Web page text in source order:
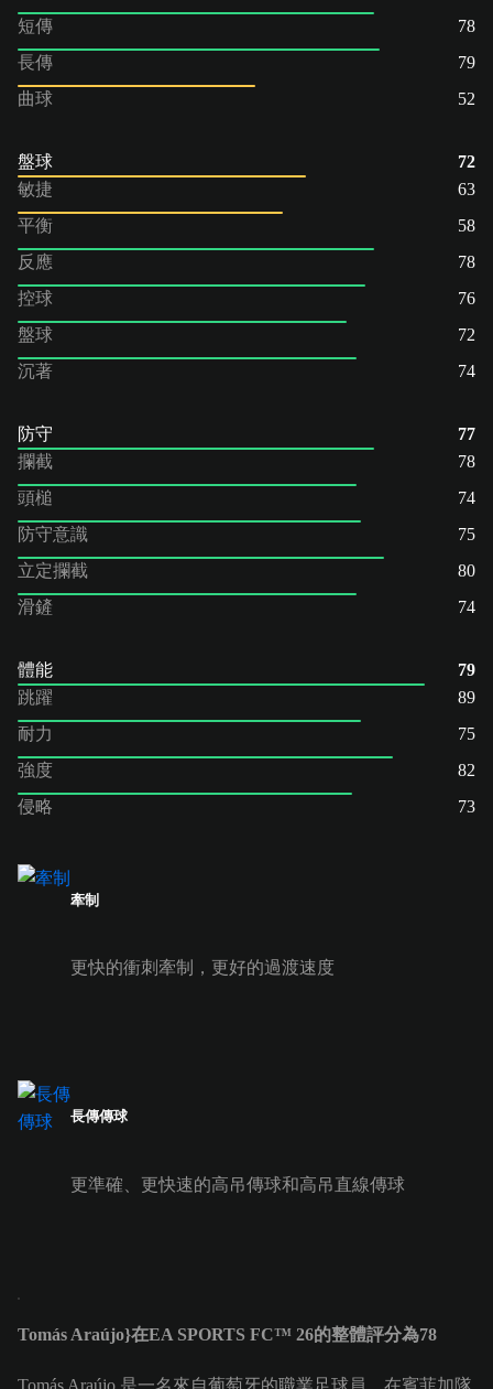
短傳
78
長傳
79
曲球
52
盤球
72
敏捷
63
平衡
58
反應
78
控球
76
盤球
72
沉著
74
防守
77
攔截
78
頭槌
74
防守意識
75
立定攔截
80
滑鏟
74
體能
79
跳躍
89
耐力
75
強度
82
侵略
73
牽制
更快的衝刺牽制，更好的過渡速度
長傳傳球
更準確、更快速的高吊傳球和高吊直線傳球
Tomás Araújo}在EA SPORTS FC™ 26的整體評分為78
Tomás Araújo 是一名來自葡萄牙的職業足球員，在賓菲加隊